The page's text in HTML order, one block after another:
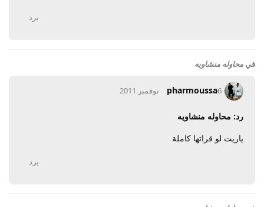
يرد
في محاوله منشاويه
pharmoussa6 نوفمبر 2011
رد: محاوله منشاويه
ياريت لو قراتها كاملة
يرد